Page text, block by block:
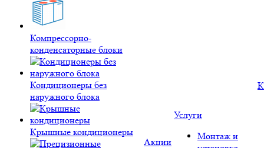
Компрессорно-
конденсаторные блоки
Кондиционеры без
наружного блока
Крышные кондиционеры
Акции
Услуги
Монтаж и